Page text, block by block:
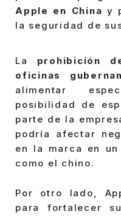
Apple en China y
la seguridad de
La
prohibición
oficinas
alimentar
posibilidad de
parte de la
podría afectar
en la marca en
como el chino.
Por otro lado,
para fortalecer